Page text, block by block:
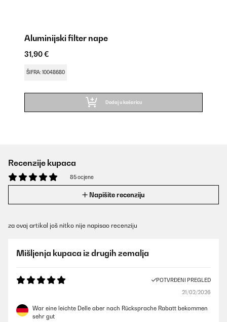
Aluminijski filter nape
31,90 €
ŠIFRA: 10048680
Dodaj u košaricu
Recenzije kupaca
85 ocjene
Napišite recenziju
za ovaj artikal još nitko nije napisao recenziju
Mišljenja kupaca iz drugih zemalja
POTVRĐENI PREGLED
21/02/2026
War eine leichte Delle aber nach Rücksprache Rabatt bekommen
sehr gut